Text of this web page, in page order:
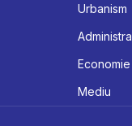
Urbanism
Economie
Mediu